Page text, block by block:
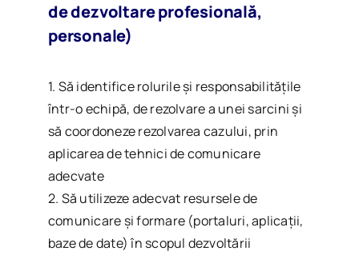
de dezvoltare profesională,
personale)
1. Să identifice rolurile și responsabilitățile
într-o echipă, de rezolvare a unei sarcini și
să coordoneze rezolvarea cazului, prin
aplicarea de tehnici de comunicare
adecvate
2. Să utilizeze adecvat resursele de
comunicare și formare (portaluri, aplicații,
baze de date) în scopul dezvoltării